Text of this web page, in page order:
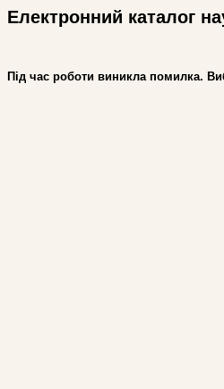
Електронний каталог
Під час роботи виникла помилка.